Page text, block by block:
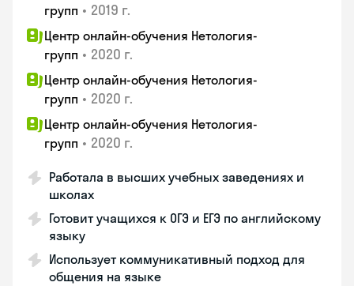
групп • 2019 г.
Центр онлайн-обучения Нетология-
групп • 2020 г.
Центр онлайн-обучения Нетология-
групп • 2020 г.
Центр онлайн-обучения Нетология-
групп • 2020 г.
Работала в высших учебных заведениях и
школах
Готовит учащихся к ОГЭ и ЕГЭ по английскому
языку
Использует коммуникативный подход для
общения на языке